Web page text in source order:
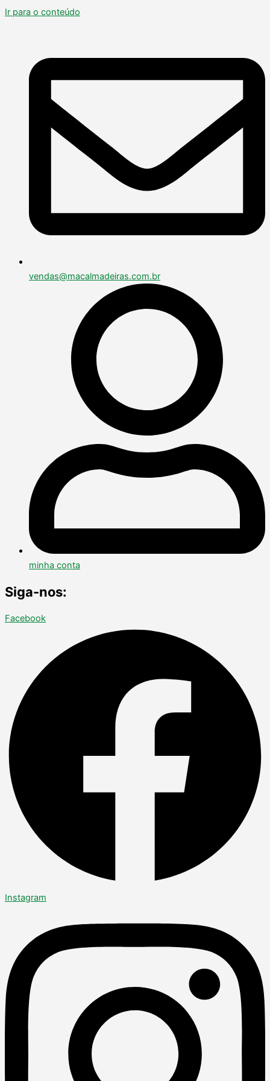
Ir para o conteúdo
vendas@macalmadeiras.com.br
minha conta
Siga-nos:
Facebook
Instagram